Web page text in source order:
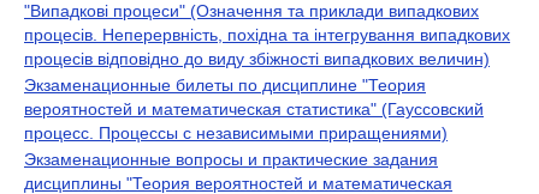
"Випадкові процеси" (Означення та приклади випадкових
процесів. Неперервність, похідна та інтегрування випадкових
процесів відповідно до виду збіжності випадкових величин)
Экзаменационные билеты по дисциплине "Теория
вероятностей и математическая статистика" (Гауссовский
процесс. Процессы с независимыми приращениями)
Экзаменационные вопросы и практические задания
дисциплины "Теория вероятностей и математическая